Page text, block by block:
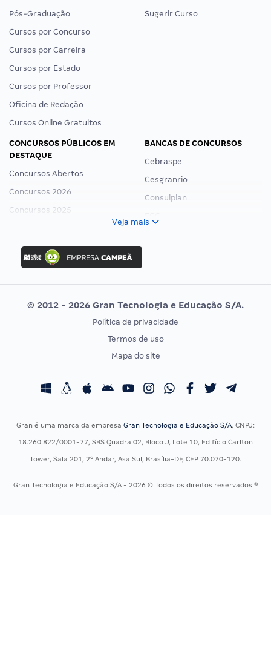
Pós-Graduação
Cursos por Concurso
Cursos por Carreira
Cursos por Estado
Cursos por Professor
Oficina de Redação
Cursos Online Gratuitos
Sugerir Curso
CONCURSOS PÚBLICOS EM
DESTAQUE
Concursos Abertos
Concursos 2026
Concursos 2025
Concurso Ibama
Concurso MPU
Editais publicados
BANCAS DE CONCURSOS
Cebraspe
Cesgranrio
Consulplan
Vunesp
CONCURSOS POR PROFISSÃO
Concursos Fiscais
Concursos Saúde
Residência Multiprofissional
EXAME DE ORDEM
Calendário OAB
Veja mais
© 2012 - 2026 Gran Tecnologia e Educação S/A.
Política de privacidade
Termos de uso
Mapa do site
Gran é uma marca da empresa Gran Tecnologia e Educação S/A, CNPJ:
18.260.822/0001-77, SBS Quadra 02, Bloco J, Lote 10, Edifício Carlton
Tower, Sala 201, 2º Andar, Asa Sul, Brasília-DF, CEP 70.070-120.
Gran Tecnologia e Educação S/A - 2026 © Todos os direitos reservados ®